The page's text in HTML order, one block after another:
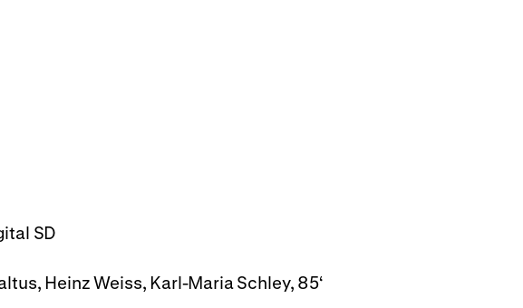
SD
Heinz Weiss, Karl-Maria Schley, 85‘